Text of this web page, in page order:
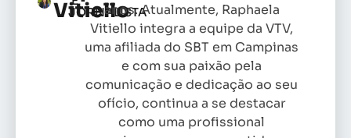
Vitiello
JORNALISTA
anos. Atualmente, Raphaela
Vitiello integra a equipe da VTV,
uma afiliada do SBT em Campinas
e com sua paixão pela
comunicação e dedicação ao seu
ofício, continua a se destacar
como uma profissional